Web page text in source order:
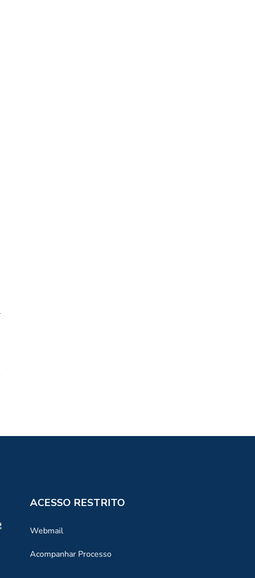
ACESSO RESTRITO
Webmail
Acompanhar Processo